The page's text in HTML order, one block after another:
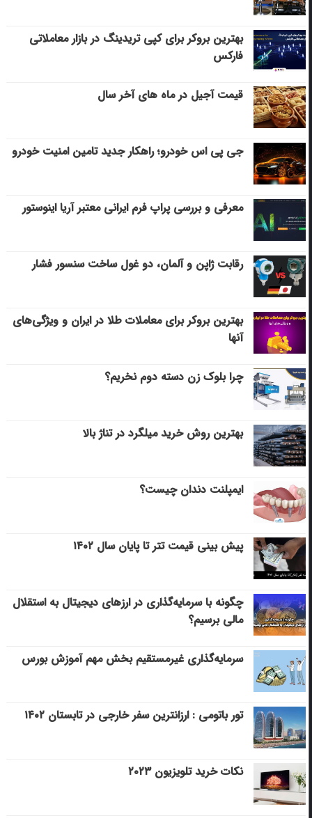
بهترین بروکر برای کپی‌ تریدینگ در بازار معاملاتی
فارکس
قیمت آجیل در ماه های آخر سال
جی پی اس خودرو؛ راهکار جدید تامین امنیت خودرو
معرفی و بررسی پراپ فرم ایرانی معتبر آریا اینوستور
رقابت ژاپن و آلمان، دو غول ساخت سنسور فشار
بهترین بروکر برای معاملات طلا در ایران و ویژگی‌های
آنها
چرا بلوک زن دسته دوم نخریم؟
بهترین روش خرید میلگرد در تناژ بالا
ایمپلنت دندان چیست؟
پیش بینی قیمت تتر تا پایان سال ۱۴۰۲
چگونه با سرمایه‌گذاری در ارزهای دیجیتال به استقلال
مالی برسیم؟
سرمایه‌گذاری غیرمستقیم بخش مهم آموزش بورس
تور باتومی : ارزانترین سفر خارجی در تابستان ۱۴۰۲
نکات خرید تلویزیون ۲۰۲۳